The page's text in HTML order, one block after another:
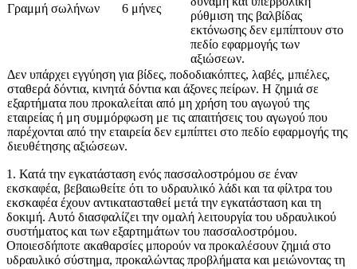
Γραμμή σωλήνων 6 μήνες
ρύθμιση της βαλβίδας
εκτόνωσης δεν εμπίπτουν στο
πεδίο εφαρμογής των
αξιώσεων.
Δεν υπάρχει εγγύηση για βίδες, ποδοδιακόπτες, λαβές, μπιέλες,
σταθερά δόντια, κινητά δόντια και άξονες πείρων. Η ζημιά σε
εξαρτήματα που προκαλείται από μη χρήση του αγωγού της
εταιρείας ή μη συμμόρφωση με τις απαιτήσεις του αγωγού που
παρέχονται από την εταιρεία δεν εμπίπτει στο πεδίο εφαρμογής της
διευθέτησης αξιώσεων.
1. Κατά την εγκατάσταση ενός πασσαλοστρόμου σε έναν
εκσκαφέα, βεβαιωθείτε ότι το υδραυλικό λάδι και τα φίλτρα του
εκσκαφέα έχουν αντικατασταθεί μετά την εγκατάσταση και τη
δοκιμή. Αυτό διασφαλίζει την ομαλή λειτουργία του υδραυλικού
συστήματος και των εξαρτημάτων του πασσαλοστρόμου.
Οποιεσδήποτε ακαθαρσίες μπορούν να προκαλέσουν ζημιά στο
υδραυλικό σύστημα, προκαλώντας προβλήματα και μειώνοντας τη